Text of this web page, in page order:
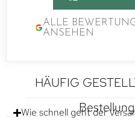
ALLE
ANSEHEN
HÄUFIG
Wie schnell geht der